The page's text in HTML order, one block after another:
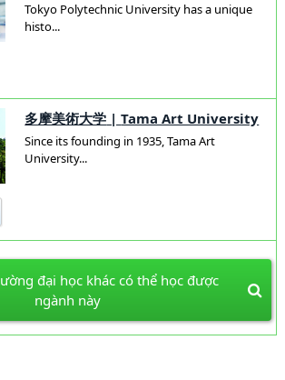
Tokyo Polytechnic University has a unique
histo...
多摩美術大学 |Tama Art University
Since its founding in 1935, Tama Art
University...
đại học khác có thể học được
ngành này